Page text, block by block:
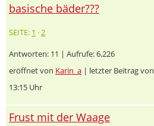
basische bäder???
SEITE: 1 ·2
Antworten: 11 | Aufrufe: 6.226
eröffnet von Karin_a | letzter Beitrag von
13:15 Uhr
Frust mit der Waage